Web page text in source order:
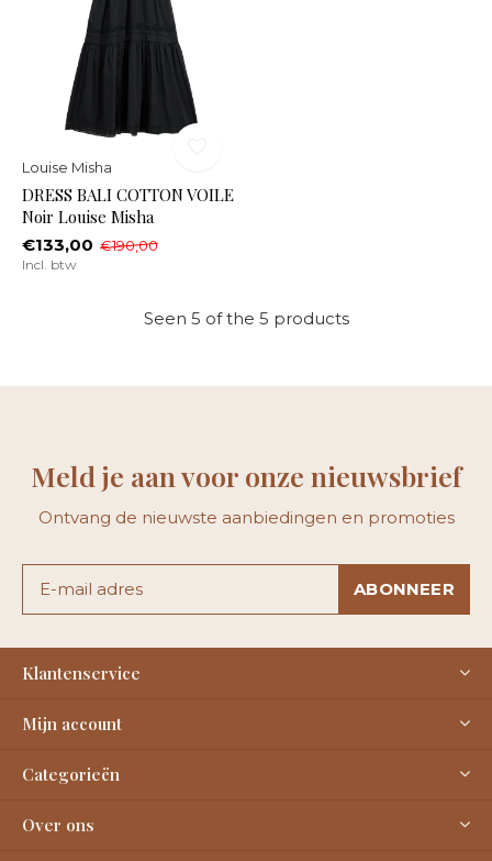
Louise Misha
DRESS BALI COTTON VOILE
Noir Louise Misha
€133,00 €190,00
Incl. btw
Seen 5 of the 5 products
Meld je aan voor onze nieuwsbrief
Ontvang de nieuwste aanbiedingen en promoties
ABONNEER
Klantenservice
Mijn account
Categorieën
Over ons